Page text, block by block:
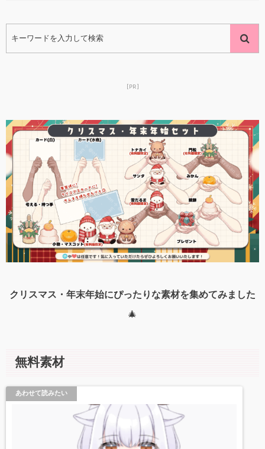
[PR]
クリスマス・年末年始にぴったりな素材を集めてみました
🎄
無料素材
あわせて読みたい